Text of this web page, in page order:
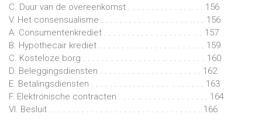
C. Duur van de overeenkomst . . . . . . . . . . . . . .. . . 156
V. Het consensualisme . . . . . . . . . . . . . . . . . . . .. . . 156
A. Consumentenkrediet . . . . . . . . . . . . . . . . . . . . . 157
B. Hypothecair krediet . . . . . . . . . . . . . . . . . . . . . . . 159
C. Kosteloze borg . . . . . . . . . . . . . . . . . .. . . . . . . . . 160
D. Beleggingsdiensten . . . . . . . . . . . . . . . . . . . . . . 162
E. Betalingsdiensten . . . . . . . . . . . . . . . . . . . . . . . . 163
F. Elektronische contracten . . . . .. . . . . . . . . . . . . . . 164
VI. Besluit . . . . . . . . . . . . . . . . . . . . . . . . . . . . . . . . . 166